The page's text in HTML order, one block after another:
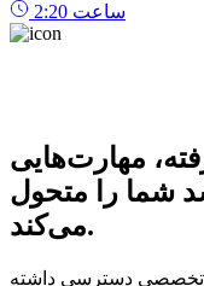
2:20 ساعت
مهارت‌هایی
شما را متحول
می‌کند.
تخصصی دسترسی داشته